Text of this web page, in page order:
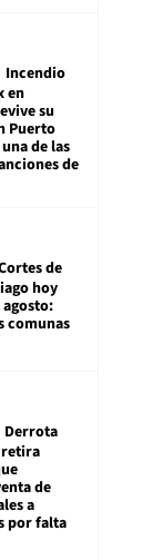
Incendio
en
su
Puerto
de las
de
de
hoy
agosto:
comunas
Derrota
de
a
por falta